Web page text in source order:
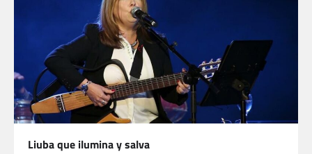
Liuba que ilumina y salva